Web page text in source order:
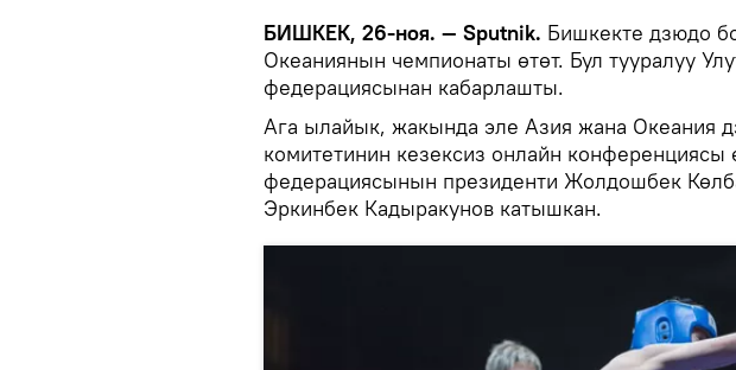
БИШКЕК, 26-ноя. — Sputnik. Бишкекте дзюдо
Океаниянын чемпионаты өтөт. Бул тууралуу
федерациясынан кабарлашты.
Ага ылайык, жакында эле Азия жана Океания
комитетинин кезексиз онлайн конференциясы
федерациясынын президенти Жолдошбек
Эркинбек Кадыракунов катышкан.